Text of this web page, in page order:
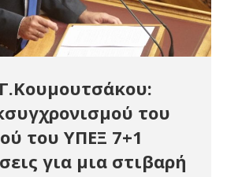
του
του ΥΠΕΞ 7+1
για μια στιβαρή